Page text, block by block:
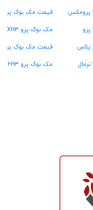
قیمت مک بوک پرو ۴۸ گیگ رام
مک بوک پرو MXH3
قیمت مک بوک پرو MW2U3
مک بوک پرو MX2H3